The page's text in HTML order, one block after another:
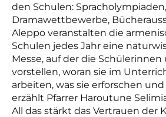
den Schulen:
Dramawettbewerbe,
Aleppo veranstalten die
Schulen jedes Jahr eine
Messe, auf der die
vorstellen, woran sie im
arbeiten, was sie erforschen
erzählt Pfarrer Haroutune
All das stärkt das Vertrauen der